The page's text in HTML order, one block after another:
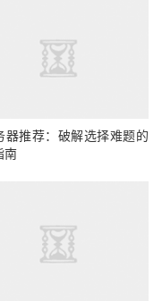
器推荐：破解选择难题的
南